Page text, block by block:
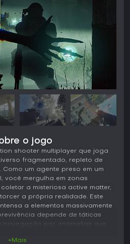
o jogo
shooter multiplayer que joga
fragmentado, repleto de
um agente preso em um
você mergulha em zonas
a misteriosa active matter,
a própria realidade. Este
a elementos massivamente
depende de táticas
navegação por anomalias que
+Mais